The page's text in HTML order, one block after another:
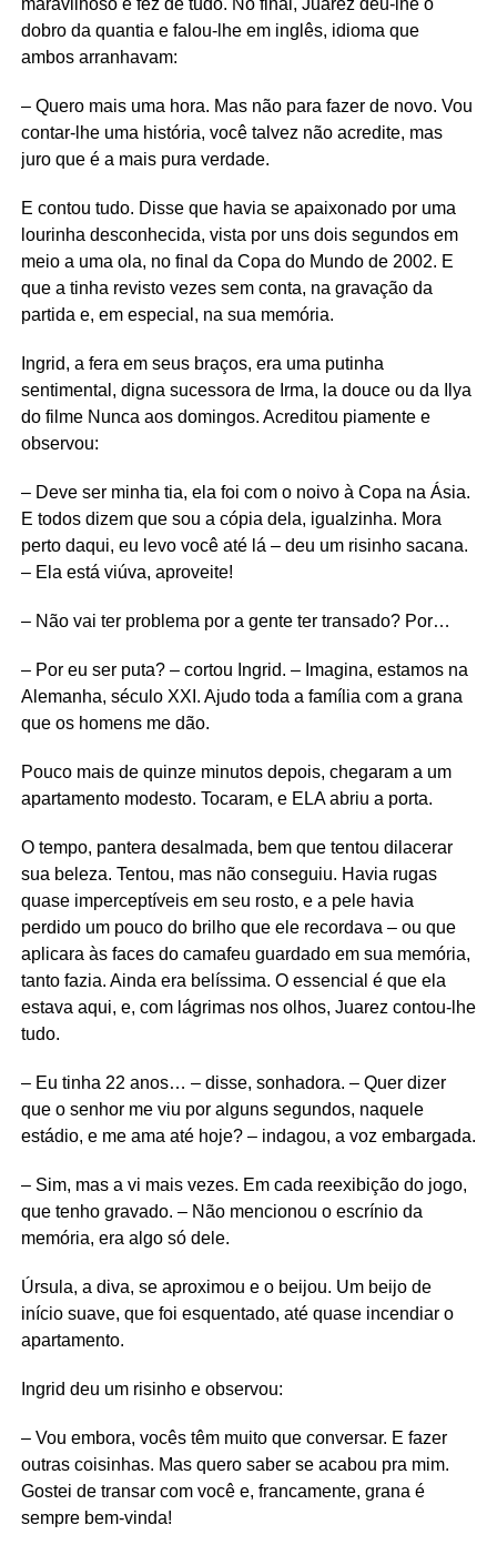
maravilhoso e fez de tudo. No final, Juarez deu-lhe o
dobro da quantia e falou-lhe em inglês, idioma que
ambos arranhavam:
– Quero mais uma hora. Mas não para fazer de novo. Vou
contar-lhe uma história, você talvez não acredite, mas
juro que é a mais pura verdade.
E contou tudo. Disse que havia se apaixonado por uma
lourinha desconhecida, vista por uns dois segundos em
meio a uma ola, no final da Copa do Mundo de 2002. E
que a tinha revisto vezes sem conta, na gravação da
partida e, em especial, na sua memória.
Ingrid, a fera em seus braços, era uma putinha
sentimental, digna sucessora de Irma, la douce ou da Ilya
do filme Nunca aos domingos. Acreditou piamente e
observou:
– Deve ser minha tia, ela foi com o noivo à Copa na Ásia.
E todos dizem que sou a cópia dela, igualzinha. Mora
perto daqui, eu levo você até lá – deu um risinho sacana.
– Ela está viúva, aproveite!
– Não vai ter problema por a gente ter transado? Por…
– Por eu ser puta? – cortou Ingrid. – Imagina, estamos na
Alemanha, século XXI. Ajudo toda a família com a grana
que os homens me dão.
Pouco mais de quinze minutos depois, chegaram a um
apartamento modesto. Tocaram, e ELA abriu a porta.
O tempo, pantera desalmada, bem que tentou dilacerar
sua beleza. Tentou, mas não conseguiu. Havia rugas
quase imperceptíveis em seu rosto, e a pele havia
perdido um pouco do brilho que ele recordava – ou que
aplicara às faces do camafeu guardado em sua memória,
tanto fazia. Ainda era belíssima. O essencial é que ela
estava aqui, e, com lágrimas nos olhos, Juarez contou-lhe
tudo.
– Eu tinha 22 anos… – disse, sonhadora. – Quer dizer
que o senhor me viu por alguns segundos, naquele
estádio, e me ama até hoje? – indagou, a voz embargada.
– Sim, mas a vi mais vezes. Em cada reexibição do jogo,
que tenho gravado. – Não mencionou o escrínio da
memória, era algo só dele.
Úrsula, a diva, se aproximou e o beijou. Um beijo de
início suave, que foi esquentado, até quase incendiar o
apartamento.
Ingrid deu um risinho e observou:
– Vou embora, vocês têm muito que conversar. E fazer
outras coisinhas. Mas quero saber se acabou pra mim.
Gostei de transar com você e, francamente, grana é
sempre bem-vinda!